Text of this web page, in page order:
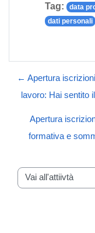
Tag: data
dati personali
← Apertura
lavoro: Hai sentito
Apertura
formativa e
Vai all'attiivtà